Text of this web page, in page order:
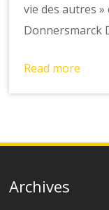
vie des autres
Donnersmarck
Read more
Archives